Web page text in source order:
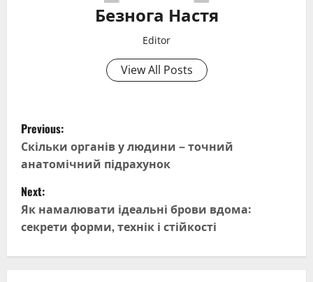
Безнога Настя
Editor
View All Posts
P
o
s
t
n
Previous:
Скільки органів у людини – точний
анатомічний підрахунок
Next:
Як намалювати ідеальні брови вдома:
секрети форми, технік і стійкості